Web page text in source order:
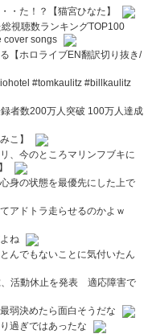
・た！？【猫宮ひなた】
視聴数ランキングTOP100
cover songs
【ホロライブEN翻訳切り抜き/
#tomkaulitz #billkaulitz
者数200万人突破 100万人達成
こ】
、今のところマリンフブキに
身の状態を最優先にした上で
アドトラ走らせるのかよｗ
ね
んでもないことに気付いたん
、活動休止を発表 適応障害で
弱決めたら面白そうだな
過ぎではあったな